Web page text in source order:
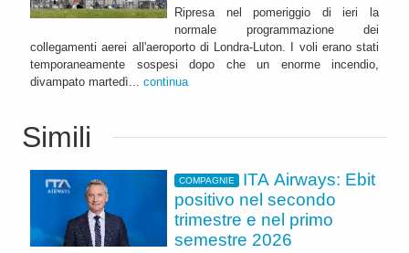
Ripresa nel pomeriggio di ieri la
normale programmazione dei
collegamenti aerei all'aeroporto di Londra-Luton. I voli erano stati
temporaneamente sospesi dopo che un enorme incendio,
divampato martedì... continua
Simili
COMPAGNIE
ITA Airways: Ebit
positivo nel secondo
trimestre e nel primo
semestre 2026